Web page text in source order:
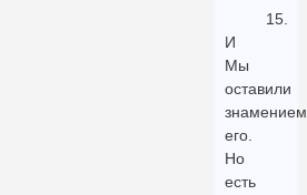
15.
И
Мы
оставили
знамением
его.
Но
есть